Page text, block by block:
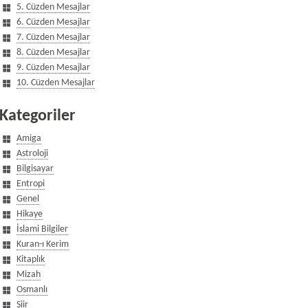
5. Cüzden Mesajlar
6. Cüzden Mesajlar
7. Cüzden Mesajlar
8. Cüzden Mesajlar
9. Cüzden Mesajlar
10. Cüzden Mesajlar
Kategoriler
Amiga
Astroloji
Bilgisayar
Entropi
Genel
Hikaye
İslami Bilgiler
Kuran-ı Kerim
Kitaplık
Mizah
Osmanlı
Şiir